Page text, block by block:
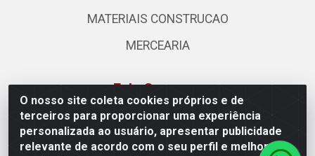
O nosso site coleta cookies próprios e de
terceiros para proporcionar uma experiência
personalizada ao usuário, apresentar publicidade
relevante de acordo com o seu perfil e melhorar a
MATERIAIS CONSTRUCAO
MERCEARIA
Fale Conosco
(62) 3310-3544
(62) 99964-9927